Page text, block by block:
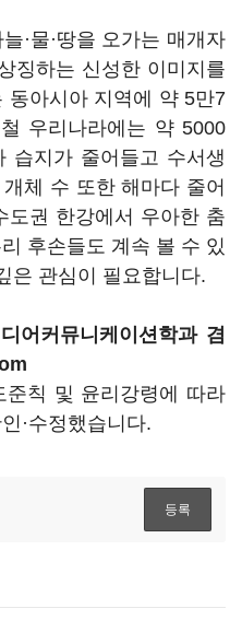
·물·땅을 오가는 매개자
징하는 신성한 이미지를
동아시아 지역에 약 5만7
우리나라에는 약 5000
습지가 줄어들고 수서생
체 수 또한 해마다 줄어
도권 한강에서 우아한 춤
후손들도 계속 볼 수 있
은 관심이 필요합니다.
어커뮤니케이션학과 겸
칙 및 윤리강령에 따라
·수정했습니다.